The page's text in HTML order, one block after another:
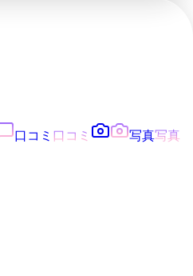
口コミ 口コミ 写真写真